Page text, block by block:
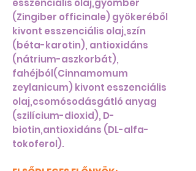
esszenciális olaj,gyömbér
(Zingiber officinale) gyökeréből
kivont esszenciális olaj,szín
(béta-karotin), antioxidáns
(nátrium-aszkorbát),
fahéjból(Cinnamomum
zeylanicum) kivont esszenciális
olaj,csomósodásgátló anyag
(szilícium-dioxid), D-
biotin,antioxidáns (DL-alfa-
tokoferol).